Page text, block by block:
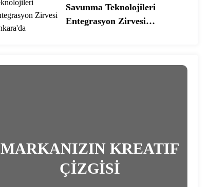
Savunma Teknolojileri
Entegrasyon Zirvesi
MARKANIZIN KREATIF
ÇİZGİSİ